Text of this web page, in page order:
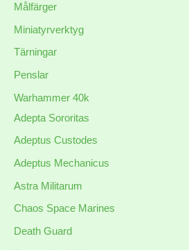
Målfärger
Miniatyrverktyg
Tärningar
Penslar
Warhammer 40k
Adepta Sororitas
Adeptus Custodes
Adeptus Mechanicus
Astra Militarum
Chaos Space Marines
Death Guard